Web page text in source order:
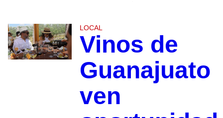
LOCAL
Vinos de
Guanajuato
ven